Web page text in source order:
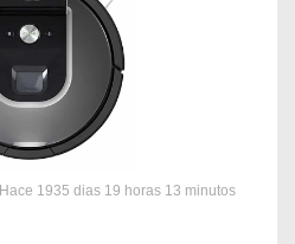
Hace 1935 dias 19 horas 13 minutos